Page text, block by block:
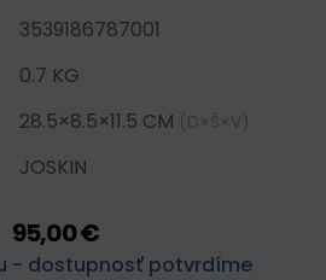
3539186787001
0.7 KG
28.5×8.5×11.5 CM (D×Š×V)
JOSKIN
95,00 €
- dostupnosť potvrdíme